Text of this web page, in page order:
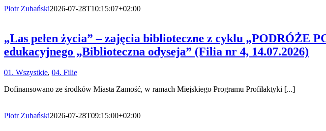
Piotr Zubański2026-07-28T10:15:07+02:00
„Las pełen życia” – zajęcia biblioteczne z cyklu
edukacyjnego „Biblioteczna odyseja” (Filia nr 4, 14.07.2026)
01. Wszystkie, 04. Filie
Dofinansowano ze środków Miasta Zamość, w ramach Miejskiego Programu Profilaktyki [...]
Piotr Zubański2026-07-28T09:15:00+02:00